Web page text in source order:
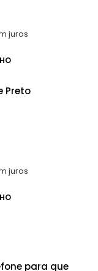
juros
Preto
juros
para que